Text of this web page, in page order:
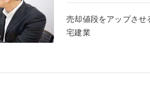
売却値段をアップさせ
宅建業